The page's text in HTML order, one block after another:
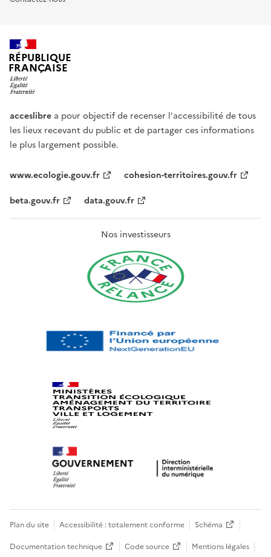
RÉPUBLIQUE
FRANÇAISE
acceslibre a pour objectif de recenser l'accessibilité de tous
les lieux recevant du public et de partager ces informations
le plus largement possible.
www.ecologie.gouv.fr
cohesion-territoires.gouv.fr
beta.gouv.fr
data.gouv.fr
Nos investisseurs
Plan du site Accessibilité : totalement conforme
Schéma
Documentation technique
Code source Mentions légales